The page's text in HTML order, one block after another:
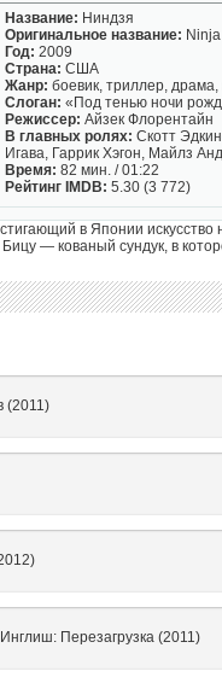
Название: Ниндзя
Оригинальное название: Ninja
Год: 2009
Страна: США
Жанр: боевик, триллер,
Слоган: «Под тенью ночи
Режиссер: Айзек Флорентайн
В главных ролях: Скотт
Игава, Гаррик Хэгон, Майлз
Время: 82 мин. / 01:22
Рейтинг IMDB: 5.30 (3 772)
в Японии
— кованый сундук, в
(2011)
Перезагрузка (2011)